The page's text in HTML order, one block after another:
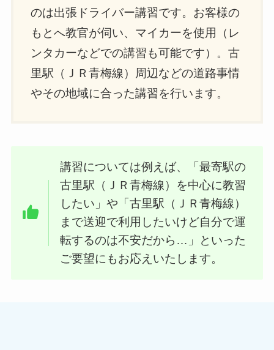
のは出張ドライバー講習です。お客様の
もとへ教官が伺い、マイカーを使用（レ
ンタカーなどでの講習も可能です）。古
里駅（ＪＲ青梅線）周辺などの道路事情
やその地域に合った講習を行います。
講習については例えば、「最寄駅の
古里駅（ＪＲ青梅線）を中心に教習
したい」や「古里駅（ＪＲ青梅線）
まで送迎で利用したいけど自分で運
転するのは不安だから…」といった
ご要望にもお応えいたします。